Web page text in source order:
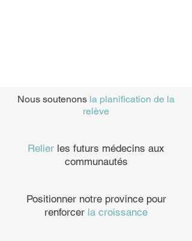
Nous soutenons la planification de la
relève
Relier les futurs médecins aux
communautés
Positionner notre province pour
renforcer la croissance